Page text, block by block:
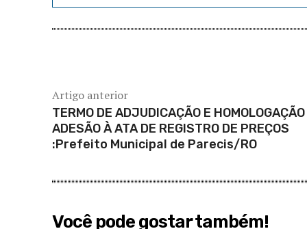
Artigo anterior
TERMO DE ADJUDICAÇÃO E HOMOLOGAÇÃO
ADESÃO À ATA DE REGISTRO DE PREÇOS
:Prefeito Municipal de Parecis/RO
Você pode gostar também!